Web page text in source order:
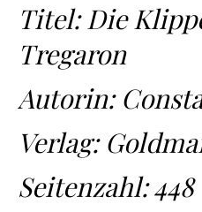
Titel: Die
Tregaron
Autorin:
Verlag:
Seitenzahl: 448